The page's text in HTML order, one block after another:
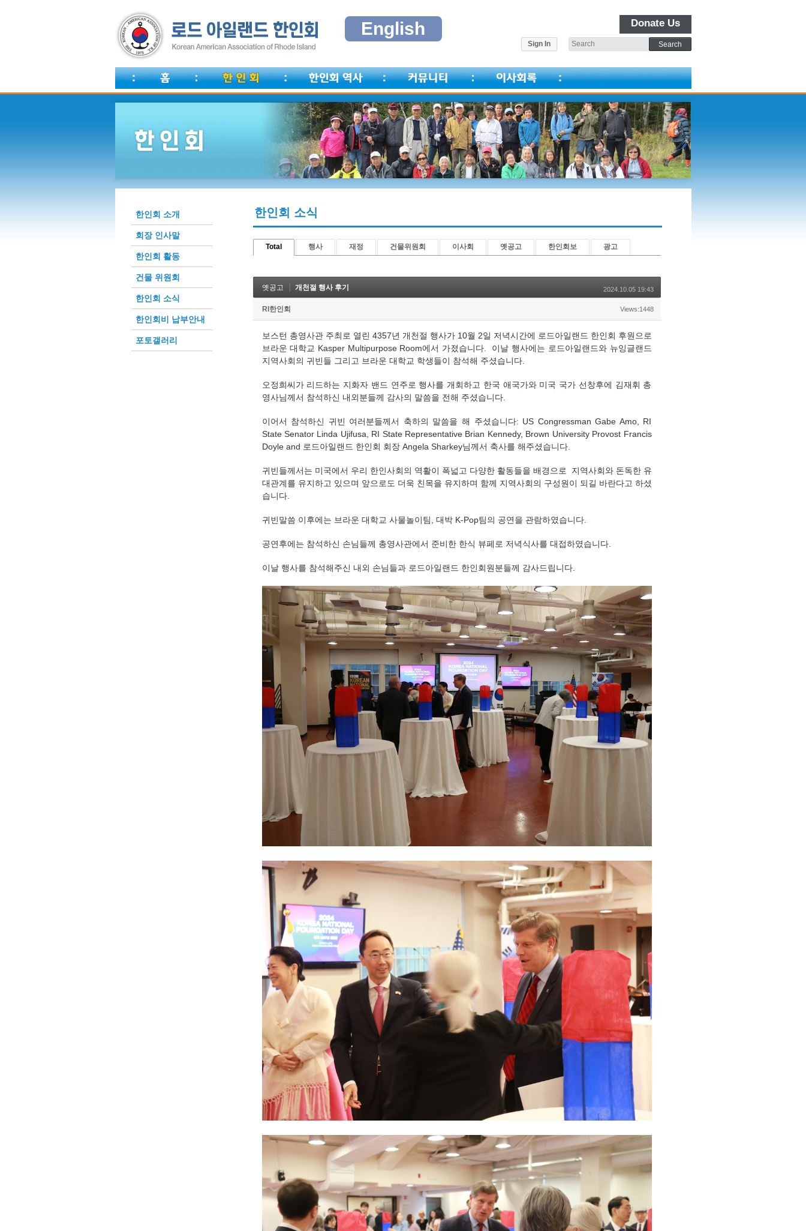
English Donate Us
Sign In
한인회 소개
회장 인사말
한인회 활동
건물 위원회
한인회 소식
한인회비 납부안내
포토갤러리
한인회 소식
Total 행사 재정 건물위원회 이사회 옛공고 한인회보 광고
옛공고 개천절 행사 후기 2024.10.05 19:43
RI한인회 Views:1448
보스턴 총영사관 주최로 열린 4357년 개천절 행사가 10월 2일 저녁시간에 로드아일랜드 한인회 후원으로
브라운 대학교 Kasper Multipurpose Room에서 가졌습니다. 이날 행사에는 로드아일랜드와 뉴잉글랜드
지역사회의 귀빈들 그리고 브라운 대학교 학생들이 참석해 주셨습니다.
오정희씨가 리드하는 지화자 밴드 연주로 행사를 개회하고 한국 애국가와 미국 국가 선창후에 김재휘 총
영사님께서 참석하신 내외분들께 감사의 말씀을 전해 주셨습니다.
이어서 참석하신 귀빈 여러분들께서 축하의 말씀을 해 주셨습니다: US Congressman Gabe Amo, RI
State Senator Linda Ujifusa, RI State Representative Brian Kennedy, Brown University Provost Francis
Doyle and 로드아일랜드 한인회 회장 Angela Sharkey님께서 축사를 해주셨습니다.
귀빈들께서는 미국에서 우리 한인사회의 역활이 폭넓고 다양한 활동들을 배경으로 지역사회와 돈독한 유
대관계를 유지하고 있으며 앞으로도 더욱 친목을 유지하며 함께 지역사회의 구성원이 되길 바란다고 하셨
습니다.
귀빈말씀 이후에는 브라운 대학교 사물놀이팀, 대박 K-Pop팀의 공연을 관람하였습니다.
공연후에는 참석하신 손님들께 총영사관에서 준비한 한식 뷰페로 저녁식사를 대접하였습니다.
이날 행사를 참석해주신 내외 손님들과 로드아일랜드 한인회원분들께 감사드립니다.